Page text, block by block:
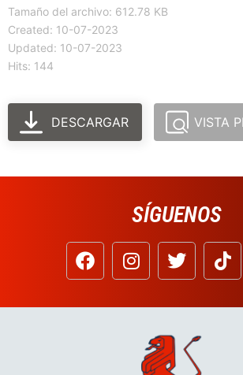
Tamaño del archivo: 612.78 KB
Created: 10-07-2023
Updated: 10-07-2023
Hits: 144
DESCARGAR VISTA
SÍGUENOS